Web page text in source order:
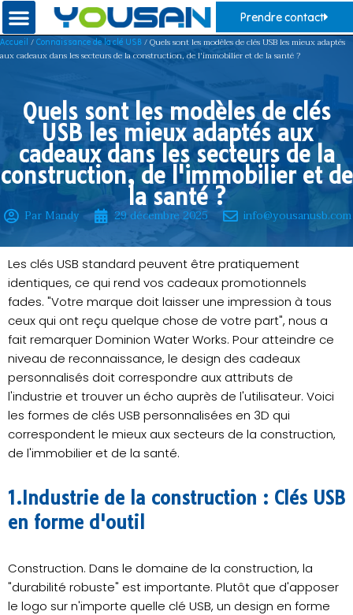
Prendre contact
Accueil / Connaissance de la clé USB / Quels sont les modèles de clés USB les mieux adaptés
aux cadeaux dans les secteurs de la construction, de l'immobilier et de la santé ?
Quels sont les modèles de clés
USB les mieux adaptés aux
cadeaux dans les secteurs de la
construction, de l'immobilier et de
la santé ?
Par Mandy 29 décembre 2025 info@yousanusb.com
Les clés USB standard peuvent être pratiquement
identiques, ce qui rend vos cadeaux promotionnels
fades. "Votre marque doit laisser une impression à tous
ceux qui ont reçu quelque chose de votre part", nous a
fait remarquer Dominion Water Works. Pour atteindre ce
niveau de reconnaissance, le design des cadeaux
personnalisés doit correspondre aux attributs de
l'industrie et trouver un écho auprès de l'utilisateur. Voici
les formes de clés USB personnalisées en 3D qui
correspondent le mieux aux secteurs de la construction,
de l'immobilier et de la santé.
1.Industrie de la construction : Clés USB
en forme d'outil
Construction. Dans le domaine de la construction, la
"durabilité robuste" est importante. Plutôt que d'apposer
le logo sur n'importe quelle clé USB, un design en forme